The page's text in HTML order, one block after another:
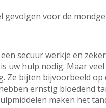
voor de
secuur werkje en
uw hulp nodig. Maar
Ze bijten bijvoorbeeld
ernstig bloedend
maken het